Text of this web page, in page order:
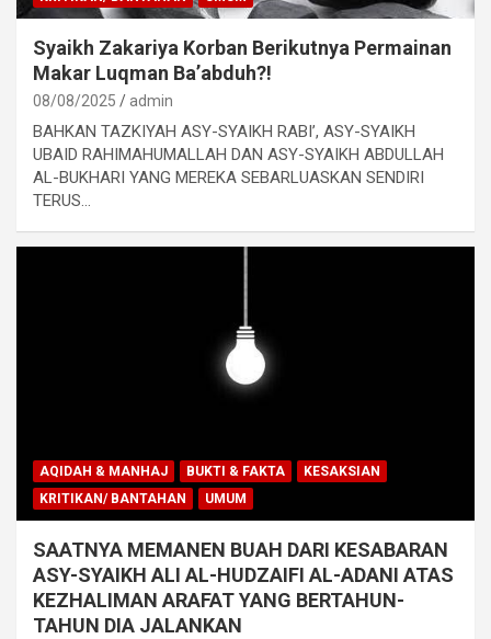
Syaikh Zakariya Korban Berikutnya Permainan
Makar Luqman Ba’abduh?!
08/08/2025 admin
BAHKAN TAZKIYAH ASY-SYAIKH RABI’, ASY-SYAIKH
UBAID RAHIMAHUMALLAH DAN ASY-SYAIKH ABDULLAH
AL-BUKHARI YANG MEREKA SEBARLUASKAN SENDIRI
TERUS…
AQIDAH & MANHAJ BUKTI & FAKTA
KESAKSIAN
KRITIKAN/ BANTAHAN
UMUM
SAATNYA MEMANEN BUAH DARI KESABARAN
ASY-SYAIKH ALI AL-HUDZAIFI AL-ADANI ATAS
KEZHALIMAN ARAFAT YANG BERTAHUN-
TAHUN DIA JALANKAN